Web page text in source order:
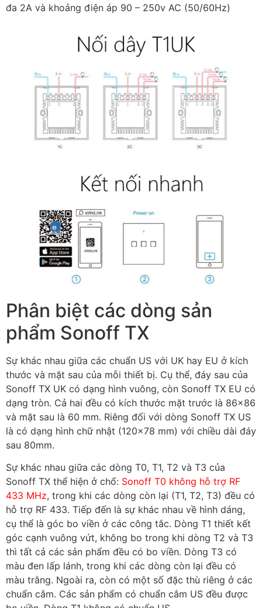
đa 2A và khoảng điện áp 90 – 250v AC (50/60Hz)
Phân biệt các dòng sản
phẩm Sonoff TX
Sự khác nhau giữa các chuẩn US với UK hay EU ở kích
thước và mặt sau của mỗi thiết bị. Cụ thể, đáy sau của
Sonoff TX UK có dạng hình vuông, còn Sonoff TX EU có
dạng tròn. Cả hai đều có kích thước mặt trước là 86×86
và mặt sau là 60 mm. Riêng đối với dòng Sonoff TX US
là có dạng hình chữ nhật (120×78 mm) với chiều dài đáy
sau 80mm.
Sự khác nhau giữa các dòng T0, T1, T2 và T3 của
Sonoff TX thể hiện ở chổ: Sonoff T0 không hỗ trợ RF
433 MHz, trong khi các dòng còn lại (T1, T2, T3) đều có
hỗ trợ RF 433. Tiếp đến là sự khác nhau về hình dáng,
cụ thể là góc bo viền ở các công tắc. Dòng T1 thiết kết
góc cạnh vuông vứt, không bo trong khi dòng T2 và T3
thì tất cả các sản phẩm đều có bo viền. Dòng T3 có
màu đen lấp lánh, trong khi các dòng còn lại đều có
màu trằng. Ngoài ra, còn có một số đặc thù riêng ở các
chuẩn cắm. Các sản phẩm có chuẩn cắm US đều được